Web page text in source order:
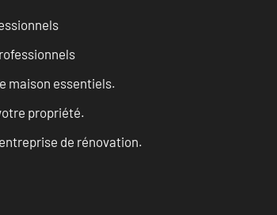
maison essentiels.
propriété.
de rénovation.